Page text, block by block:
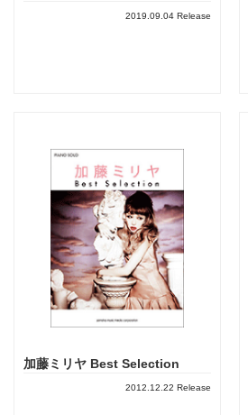
2019.09.04 Release
加藤ミリヤ Best Selection
2012.12.22 Release